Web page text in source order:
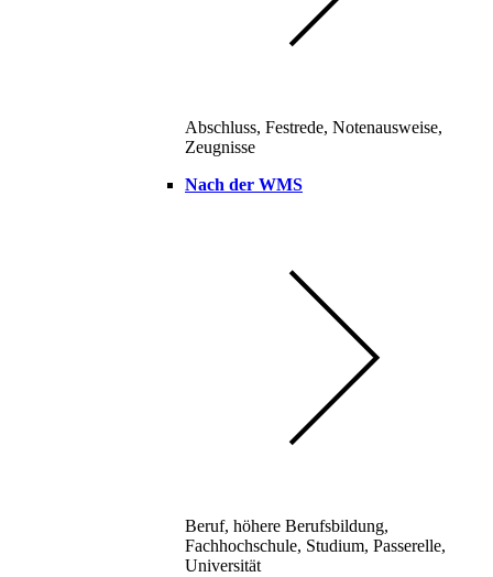
Abschluss, Festrede, Notenausweise,
Zeugnisse
Nach der WMS
Beruf, höhere Berufsbildung,
Fachhochschule, Studium, Passerelle,
Universität